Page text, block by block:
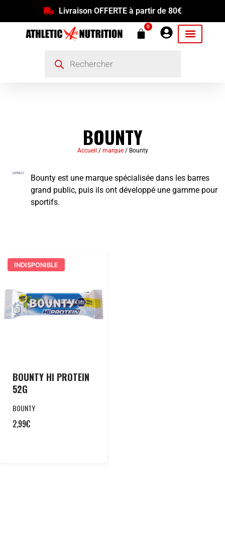
Livraison OFFERTE à partir de 80€
0
BOUNTY
Accueil / marque/ Bounty
Bounty est une marque spécialisée dans les barres
grand public, puis ils ont développé une gamme pour
sportifs.
INDISPONIBLE
BOUNTY HI PROTEIN
52G
BOUNTY
2,99€